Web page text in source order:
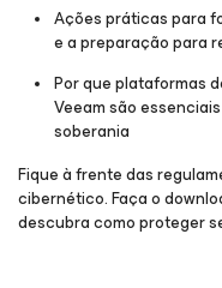
Ações práticas para
e a preparação para
Por que plataformas
Veeam são
soberania
Fique à frente das
cibernético. Faça o
descubra como proteger